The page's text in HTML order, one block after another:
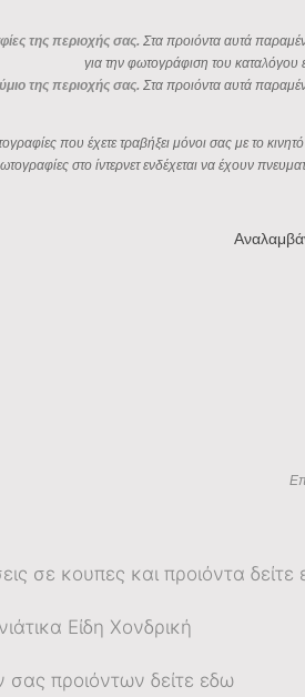
της περιοχής σας. Στα προιόντα αυτά
για την φωτογράφιση του καταλόγου
της περιοχής σας. Στα προιόντα αυτά
που έχετε τραβήξει μόνοι σας με το
στο ίντερνετ ενδέχεται να έχουν
σε κουπες και προιόντα δείτε
Είδη Χονδρική
σας προιόντων δείτε εδω